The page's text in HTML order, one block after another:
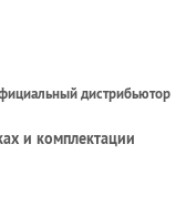
дистрибьютор
и комплектации